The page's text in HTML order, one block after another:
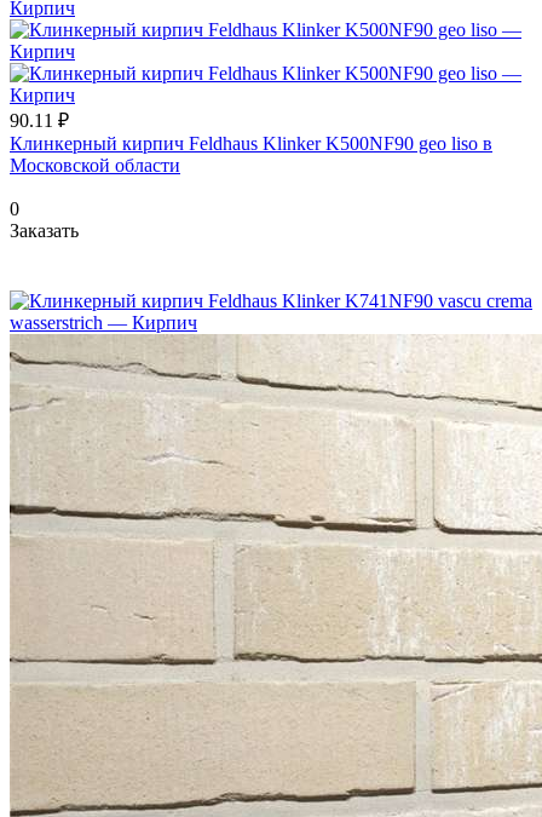
90.11 ₽
Клинкерный кирпич Feldhaus Klinker K500NF90 geo liso в
Московской области
0
Заказать